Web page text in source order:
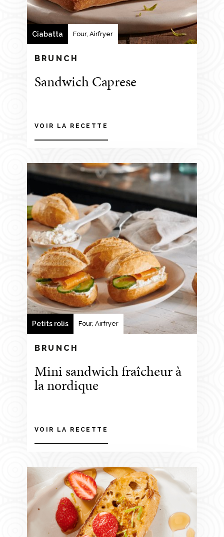
Ciabatta Four, Airfryer
BRUNCH
Sandwich Caprese
VOIR LA RECETTE
Petits rolis Four, Airfryer
BRUNCH
Mini sandwich fraîcheur à
la nordique
VOIR LA RECETTE